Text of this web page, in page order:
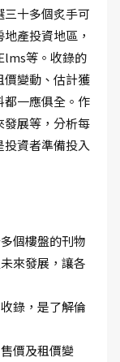
十多個炙手可
產投資地區，
等。收錄的
價變動、估計獲
都一應俱全。作
發展等，分析每
資者準備投入
個樓盤的刊物
來發展，讓各
錄，是了解倫
價及租價變